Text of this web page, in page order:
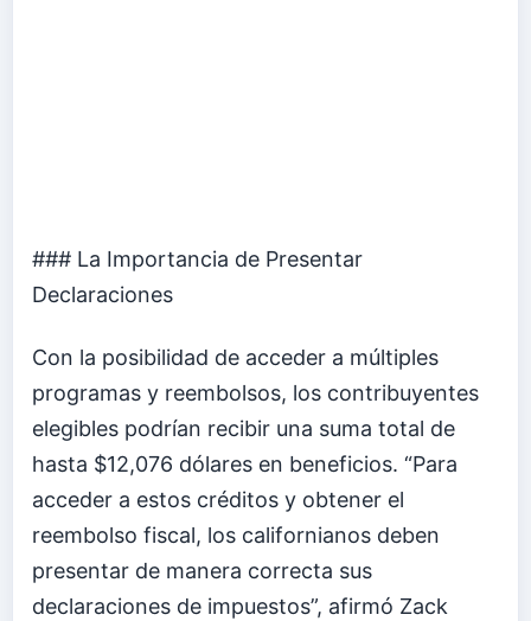
### La Importancia de Presentar
Declaraciones
Con la posibilidad de acceder a múltiples
programas y reembolsos, los contribuyentes
elegibles podrían recibir una suma total de
hasta $12,076 dólares en beneficios. “Para
acceder a estos créditos y obtener el
reembolso fiscal, los californianos deben
presentar de manera correcta sus
declaraciones de impuestos”, afirmó Zack